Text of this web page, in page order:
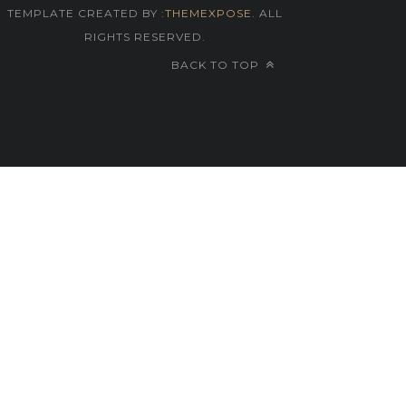
TEMPLATE CREATED BY :THEMEXPOSE . ALL
RIGHTS RESERVED.
BACK TO TOP